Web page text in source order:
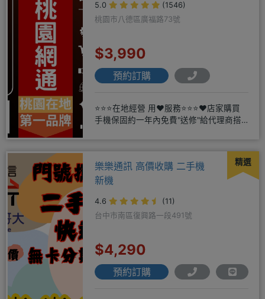
5.0
(1546)
桃園市八德區廣福路73號
$3,990
預約訂購
⭐⭐⭐在地經營 用❤️服務⭐⭐⭐❤️店家購買
手機保固約一年內免費"送修"給代理商搭
精選
樂樂通訊 高價收購 二手機
新機
4.6
(11)
台中市南區復興路一段491號
$4,290
預約訂購